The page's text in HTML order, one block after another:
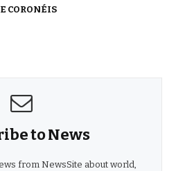
CORONÉIS
to News
from NewsSite about world,